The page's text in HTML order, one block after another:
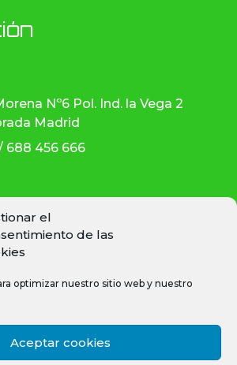
el
de las
optimizar nuestro sitio web y nuestro
Aceptar cookies
Nº6 Pol. Ind. la Vega 2
Madrid
/ 688 456 666
h , 15:00–19:00 h